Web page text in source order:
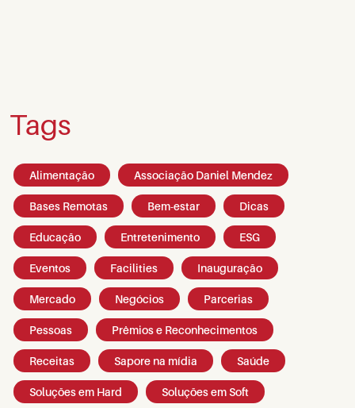
Tags
Alimentação Associação Daniel Mendez
Bases Remotas Bem-estar Dicas
Educação Entretenimento ESG
Eventos Facilities Inauguração
Mercado Negócios Parcerias
Pessoas Prêmios e Reconhecimentos
Receitas Sapore na mídia Saúde
Soluções em Hard Soluções em Soft